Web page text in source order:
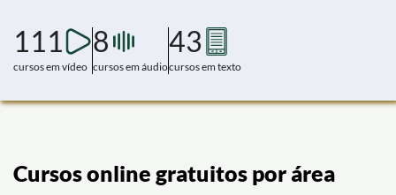
111
cursos em vídeo
8
cursos em áudio
43
cursos em texto
Cursos online gratuitos por área